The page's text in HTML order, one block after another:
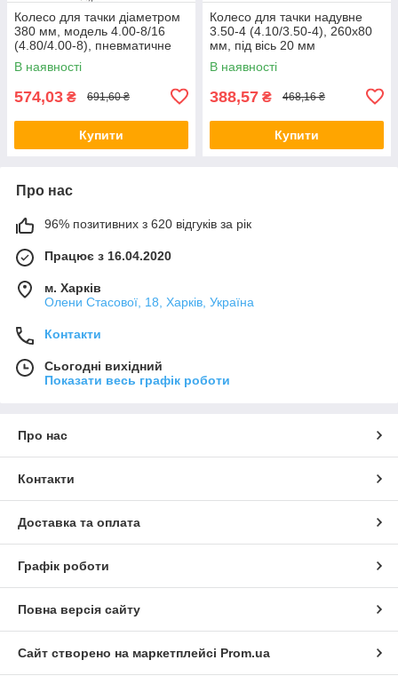
Колесо для тачки діаметром
380 мм, модель 4.00-8/16
(4.80/4.00-8), пневматичне
В наявності
574,03 ₴ 691,60 ₴
Купити
Колесо для тачки надувне
3.50-4 (4.10/3.50-4), 260х80
мм, під вісь 20 мм
В наявності
388,57 ₴ 468,16 ₴
Купити
Про нас
96% позитивних з 620 відгуків за рік
Працює з 16.04.2020
м. Харків
Олени Стасової, 18, Харків, Україна
Контакти
Сьогодні вихідний
Показати весь графік роботи
Про нас
Контакти
Доставка та оплата
Графік роботи
Повна версія сайту
Сайт створено на маркетплейсі Prom.ua